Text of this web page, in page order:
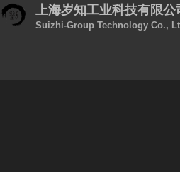
上海岁知工业科技有限公
Suizhi-Group Technology Co.,